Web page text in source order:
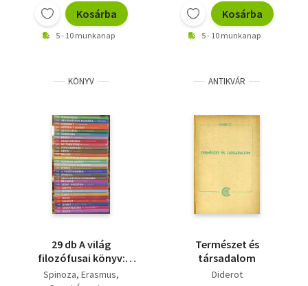
Kosárba
5 - 10 munkanap
Kosárba
5 - 10 munkanap
KÖNYV
29 db A világ
filozófusai könyv:
Machiavelli,
Spinoza Erasmus
ANTIKVÁR
Természet és
társadalom
Diderot